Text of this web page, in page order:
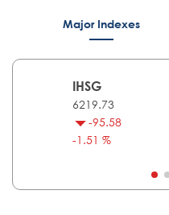
Major Indexes
IHSG
6219.73
-95.58
-1.51 %